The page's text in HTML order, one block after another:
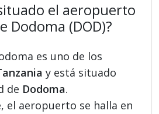
el aeropuerto
Dodoma (DOD)?
es uno de los
y está situado
de Dodoma.
el aeropuerto se halla en